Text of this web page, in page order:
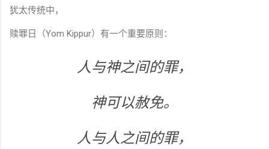
犹太传统中，
赎罪日（Yom Kippur）有一个重要原则：
人与神之间的罪，
神可以赦免。
人与人之间的罪，